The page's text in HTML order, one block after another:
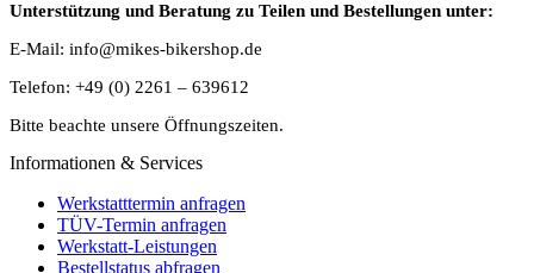
Unterstützung und Beratung zu Teilen und Bestellungen unter:
E-Mail: info@mikes-bikershop.de
Telefon: +49 (0) 2261 – 639612
Bitte beachte unsere Öffnungszeiten.
Informationen & Services
Werkstatttermin anfragen
TÜV-Termin anfragen
Werkstatt-Leistungen
Bestellstatus abfragen